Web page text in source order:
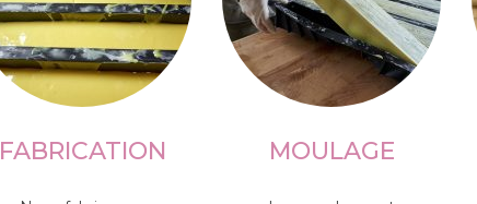
FABRICATION MOULAGE